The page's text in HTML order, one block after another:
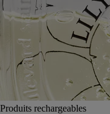
Produits rechargeables